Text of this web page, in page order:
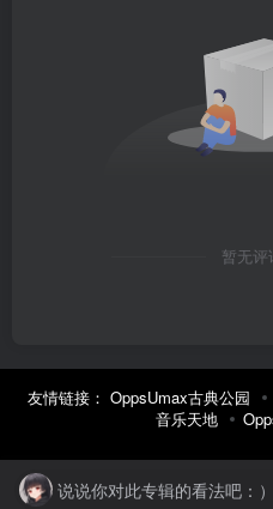
暂无评
友情链接： OppsUmax古典公园
音乐天地
说说你对此专辑的看法吧：）